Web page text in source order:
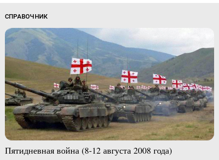
СПРАВОЧНИК
Пятидневная война (8-12 августа 2008 года)